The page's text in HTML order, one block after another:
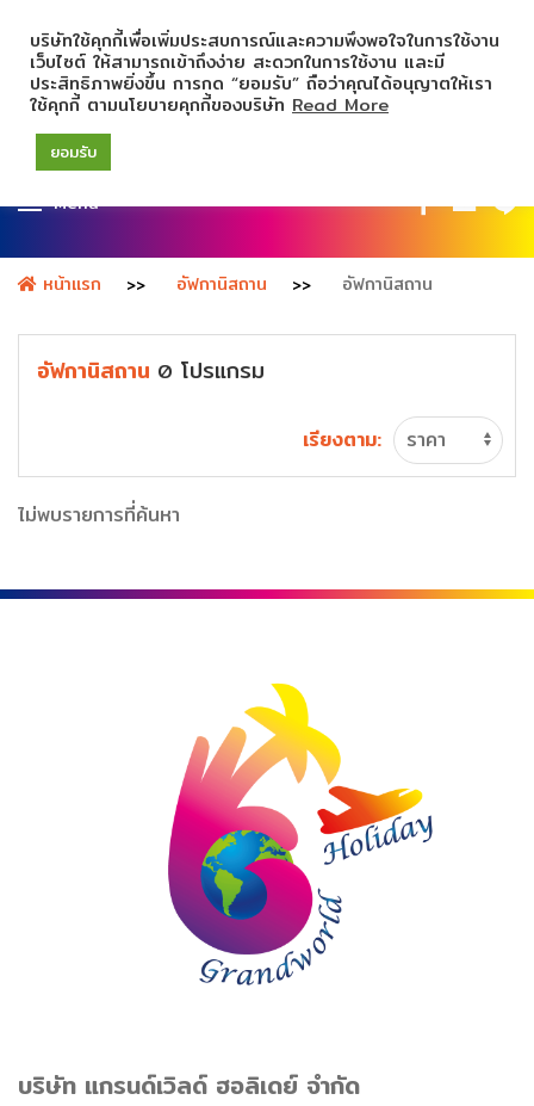
Menu
หน้าแรก อัฟกานิสถาน อัฟกานิสถาน
อัฟกานิสถาน 0 โปรแกรม
เรียงตาม:
ไม่พบรายการที่ค้นหา
บริษัทใช้คุกกี้เพื่อเพิ่มประสบการณ์และความพึงพอใจในการใช้งาน
เว็บไซต์ ให้สามารถเข้าถึงง่าย สะดวกในการใช้งาน และมี
ประสิทธิภาพยิ่งขึ้น การกด “ยอมรับ” ถือว่าคุณได้อนุญาตให้เรา
ใช้คุกกี้ ตามนโยบายคุกกี้ของบริษัท Read More
ยอมรับ
บริษัท แกรนด์เวิลด์ ฮอลิเดย์ จำกัด